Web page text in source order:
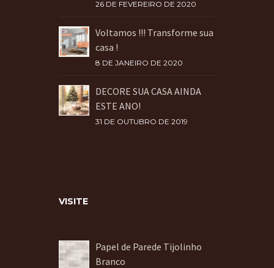
26 DE FEVEREIRO DE 2020
Voltamos !!! Transforme sua
casa !
8 DE JANEIRO DE 2020
DECORE SUA CASA AINDA
ESTE ANO!
31 DE OUTUBRO DE 2019
VISITE
Papel de Parede Tijolinho
Branco